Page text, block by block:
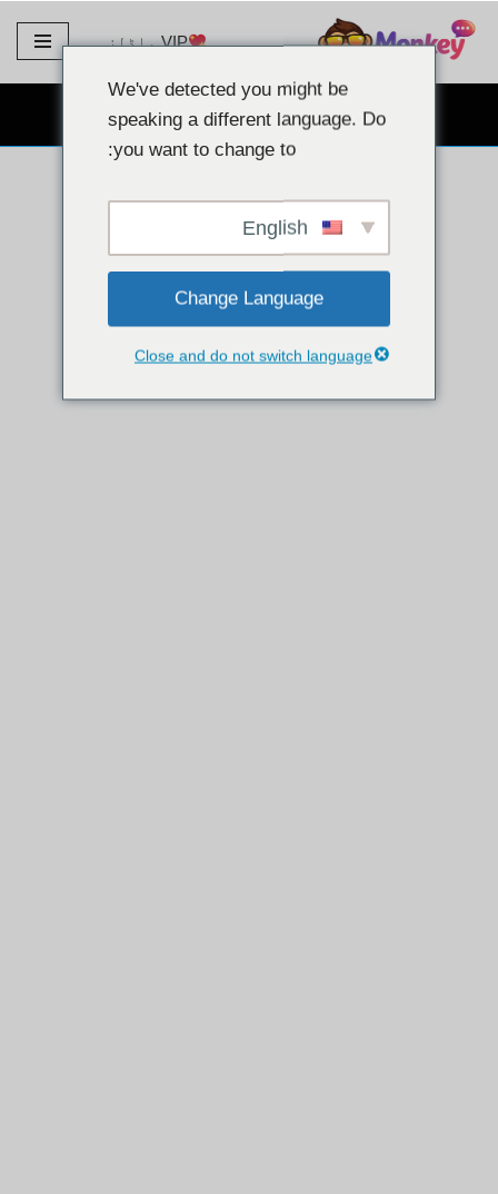
مواد
پر
VIP ماڈلز
مفت ویب کیم چیٹ
We've detected you might be
speaking a different language. Do
you want to change to:
Change Language
Close and do not switch language